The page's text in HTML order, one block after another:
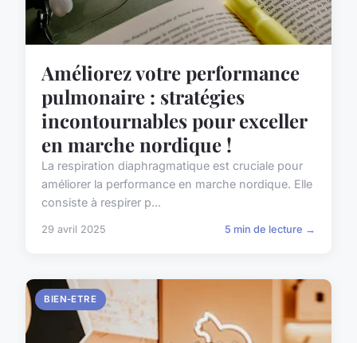
Améliorez votre performance
pulmonaire : stratégies
incontournables pour exceller
en marche nordique !
La respiration diaphragmatique est cruciale pour
améliorer la performance en marche nordique. Elle
consiste à respirer p...
29 avril 2025 5 min de lecture →
BIEN-ETRE